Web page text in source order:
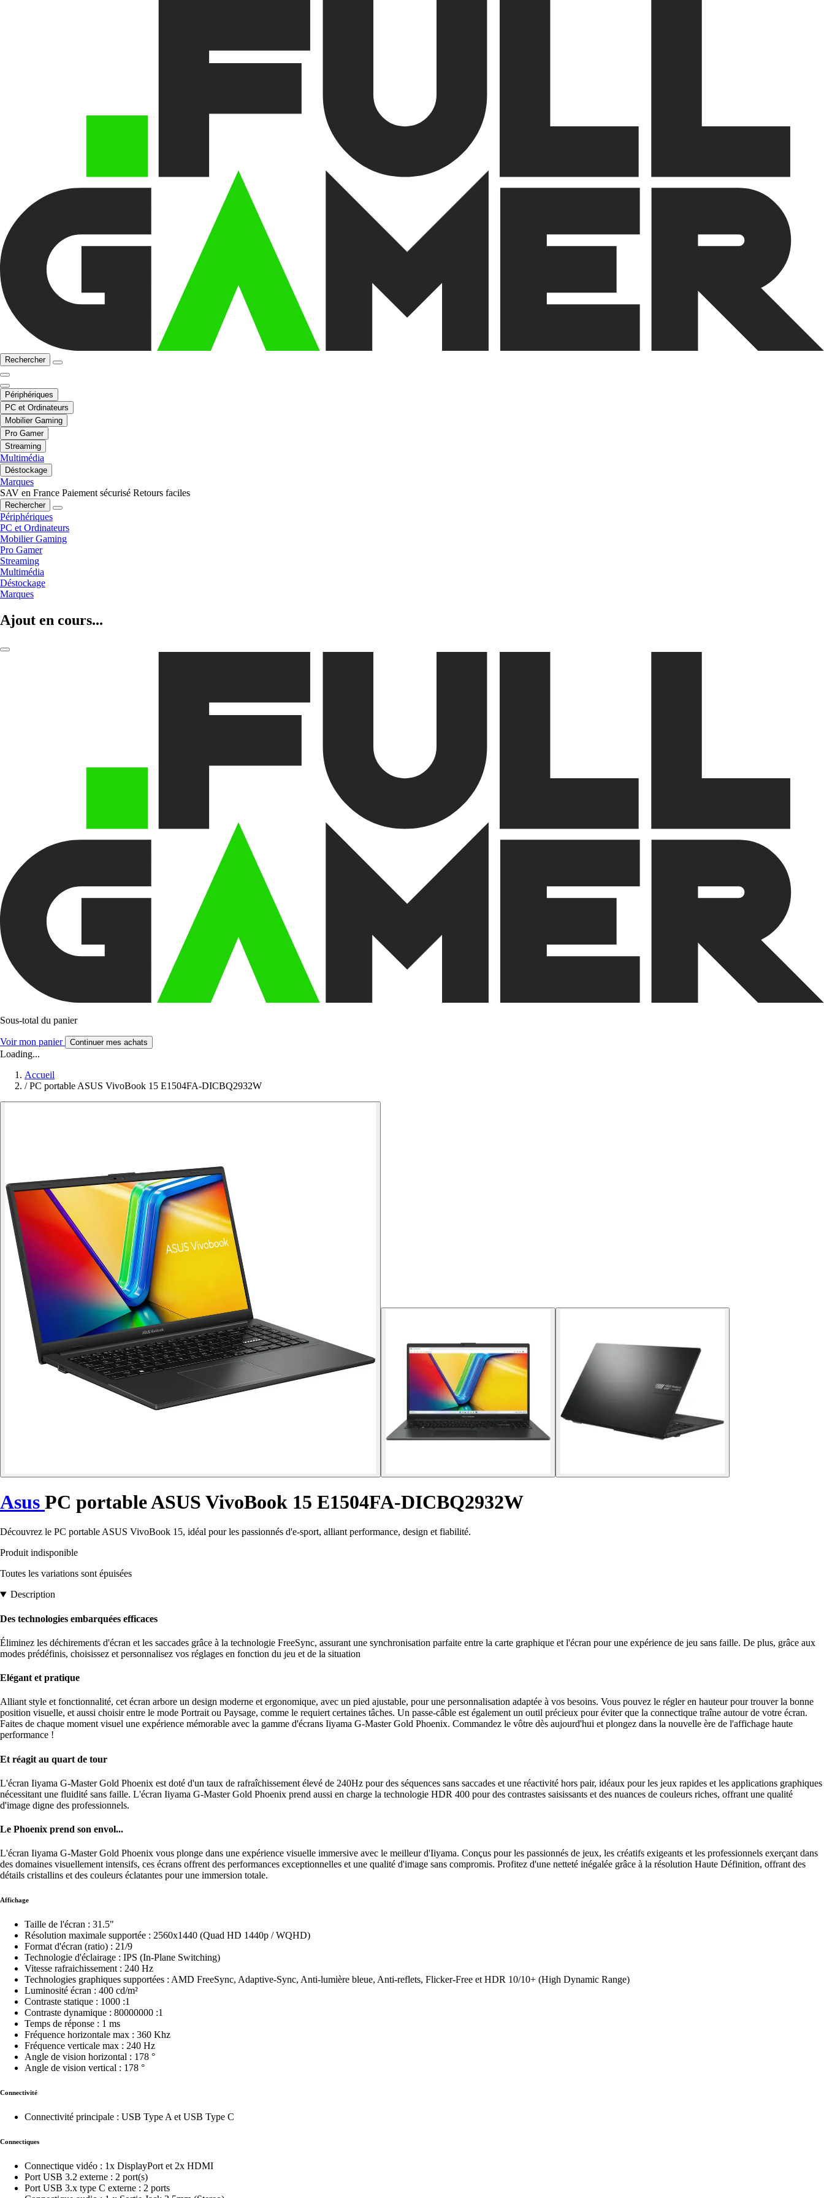
Rechercher
Périphériques
PC et Ordinateurs
Mobilier Gaming
Pro Gamer
Streaming
Multimédia
Déstockage
Marques
SAV en France Paiement sécurisé Retours faciles
Rechercher
Périphériques
PC et Ordinateurs
Mobilier Gaming
Pro Gamer
Streaming
Multimédia
Déstockage
Marques
Ajout en cours...
Sous-total du panier
Voir mon panier Continuer mes achats
Loading...
Accueil
/ PC portable ASUS VivoBook 15 E1504FA-DICBQ2932W
Asus PC portable ASUS VivoBook 15 E1504FA-DICBQ2932W
Découvrez le PC portable ASUS VivoBook 15, idéal pour les passionnés d'e-sport, alliant performance, design et fiabilité.
Produit indisponible
Toutes les variations sont épuisées
Description
Des technologies embarquées efficaces
Éliminez les déchirements d'écran et les saccades grâce à la technologie FreeSync, assurant une synchronisation parfaite entre la carte graphique et l'écran pour une expérience de jeu sans faille. De plus, grâce aux
modes prédéfinis, choisissez et personnalisez vos réglages en fonction du jeu et de la situation
Elégant et pratique
Alliant style et fonctionnalité, cet écran arbore un design moderne et ergonomique, avec un pied ajustable, pour une personnalisation adaptée à vos besoins. Vous pouvez le régler en hauteur pour trouver la bonne
position visuelle, et aussi choisir entre le mode Portrait ou Paysage, comme le requiert certaines tâches. Un passe-câble est également un outil précieux pour éviter que la connectique traîne autour de votre écran.
Faites de chaque moment visuel une expérience mémorable avec la gamme d'écrans Iiyama G-Master Gold Phoenix. Commandez le vôtre dès aujourd'hui et plongez dans la nouvelle ère de l'affichage haute
performance !
Et réagit au quart de tour
L'écran Iiyama G-Master Gold Phoenix est doté d'un taux de rafraîchissement élevé de 240Hz pour des séquences sans saccades et une réactivité hors pair, idéaux pour les jeux rapides et les applications graphiques
nécessitant une fluidité sans faille. L'écran Iiyama G-Master Gold Phoenix prend aussi en charge la technologie HDR 400 pour des contrastes saisissants et des nuances de couleurs riches, offrant une qualité
d'image digne des professionnels.
Le Phoenix prend son envol...
L'écran Iiyama G-Master Gold Phoenix vous plonge dans une expérience visuelle immersive avec le meilleur d'Iiyama. Conçus pour les passionnés de jeux, les créatifs exigeants et les professionnels exerçant dans
des domaines visuellement intensifs, ces écrans offrent des performances exceptionnelles et une qualité d'image sans compromis. Profitez d'une netteté inégalée grâce à la résolution Haute Définition, offrant des
détails cristallins et des couleurs éclatantes pour une immersion totale.
Affichage
Taille de l'écran : 31.5"
Résolution maximale supportée : 2560x1440 (Quad HD 1440p / WQHD)
Format d'écran (ratio) : 21/9
Technologie d'éclairage : IPS (In-Plane Switching)
Vitesse rafraichissement : 240 Hz
Technologies graphiques supportées : AMD FreeSync, Adaptive-Sync, Anti-lumière bleue, Anti-reflets, Flicker-Free et HDR 10/10+ (High Dynamic Range)
Luminosité écran : 400 cd/m²
Contraste statique : 1000 :1
Contraste dynamique : 80000000 :1
Temps de réponse : 1 ms
Fréquence horizontale max : 360 Khz
Fréquence verticale max : 240 Hz
Angle de vision horizontal : 178 °
Angle de vision vertical : 178 °
Connectivité
Connectivité principale : USB Type A et USB Type C
Connectiques
Connectique vidéo : 1x DisplayPort et 2x HDMI
Port USB 3.2 externe : 2 port(s)
Port USB 3.x type C externe : 2 ports